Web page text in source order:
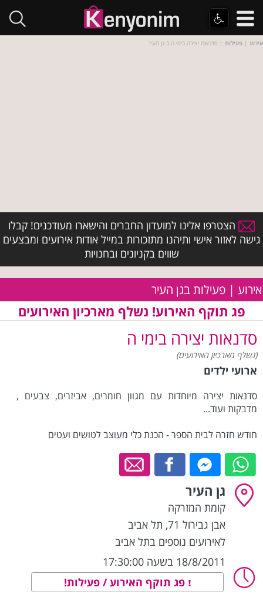
אירוע | פעילות :: סדנאות יצירה בימי ה ב גן העיר
הצטרפו אלינו למועדון החברים והישארו מעודכנים! קבלו
גישה לאזור אישי ותיהנו מתזכורות במייל אודות אירועים ומבצעים
שווים בקניונים ובחנויות
אירוע | פעילות בגן העיר
פג תוקף האירוע! נשלף מארכיון האירועים
סדנאות יצירה בימי ה
(נשלף מארכיון האירועים)
ארועי ילדים
סדנאות יצירה מיוחדות עם מגוון חומרים, אביזרים, צבעים ,
מדבקות ועוד...
חודש חזרה לבית הספר - הכנת כלי מעוצב לטושים ועטים
גן העיר
קומת המזרקה
אבן גבירול 71
, תל אביב
לאירועים נוספים בתל אביב
18/8/2011 בשעה 17:30:00
פג תוקף האירוע / פעילות!